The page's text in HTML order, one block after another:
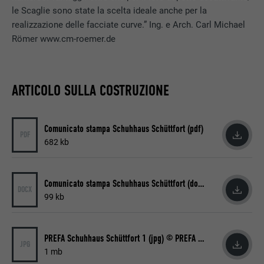
le Scaglie sono state la scelta ideale anche per la
realizzazione delle facciate curve.” Ing. e Arch. Carl Michael
Römer www.cm-roemer.de
ARTICOLO SULLA COSTRUZIONE
PDF Comunicato stampa Schuhhaus Schüttfort (pdf)
682 kb
DOCX Comunicato stampa Schuhhaus Schüttfort (docx)
99 kb
JPG PREFA Schuhhaus Schüttfort 1 (jpg) © PREFA | Croce & Wir
1 mb
NOME bcookie
DECORSO 2 anni
SCOPO
LinkedIn per il tracking dell’utilizzo di
NOME bscookie
DECORSO 2 anni